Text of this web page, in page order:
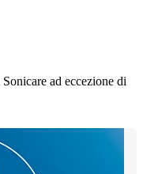
ad eccezione di